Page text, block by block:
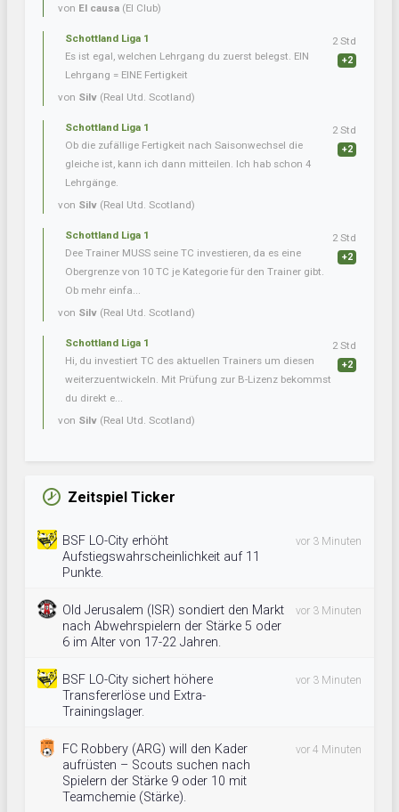
von El causa (El Club)
Schottland Liga 1
Es ist egal, welchen Lehrgang du zuerst belegst. EIN
Lehrgang = EINE Fertigkeit
von Silv (Real Utd. Scotland)
2 Std
+2
Schottland Liga 1
Ob die zufällige Fertigkeit nach Saisonwechsel die
gleiche ist, kann ich dann mitteilen. Ich hab schon 4
Lehrgänge.
von Silv (Real Utd. Scotland)
2 Std
+2
Schottland Liga 1
Dee Trainer MUSS seine TC investieren, da es eine
Obergrenze von 10 TC je Kategorie für den Trainer gibt.
Ob mehr einfa...
von Silv (Real Utd. Scotland)
2 Std
+2
Schottland Liga 1
Hi, du investiert TC des aktuellen Trainers um diesen
weiterzuentwickeln. Mit Prüfung zur B-Lizenz bekommst
du direkt e...
von Silv (Real Utd. Scotland)
2 Std
+2
Zeitspiel Ticker
BSF LO-City erhöht
Aufstiegswahrscheinlichkeit auf 11
Punkte.
vor 3 Minuten
Old Jerusalem (ISR) sondiert den Markt
nach Abwehrspielern der Stärke 5 oder
6 im Alter von 17-22 Jahren.
vor 3 Minuten
BSF LO-City sichert höhere
Transfererlöse und Extra-
Trainingslager.
vor 3 Minuten
FC Robbery (ARG) will den Kader
aufrüsten – Scouts suchen nach
Spielern der Stärke 9 oder 10 mit
Teamchemie (Stärke).
vor 4 Minuten